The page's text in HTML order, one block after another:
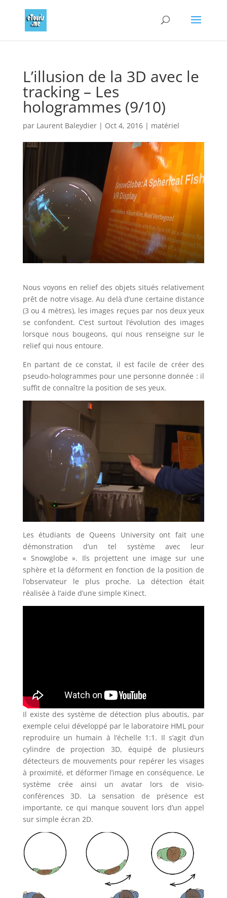
L’illusion de la 3D avec le
tracking – Les
hologrammes (9/10)
par Laurent Baleydier| Oct 4, 2016| matériel
Nous voyons en relief des objets situés relativement
prêt de notre visage. Au delà d’une certaine distance
(3 ou 4 mètres), les images reçues par nos deux yeux
se confondent. C’est surtout l’évolution des images
lorsque nous bougeons, qui nous renseigne sur le
relief qui nous entoure.
En partant de ce constat, il est facile de créer des
pseudo-hologrammes pour une personne donnée : il
suffit de connaître la position de ses yeux.
Les étudiants de Queens University ont fait une
démonstration d’un tel système avec leur
« Snowglobe ». Ils projettent une image sur une
sphère et la déforment en fonction de la position de
l’observateur le plus proche. La détection était
réalisée à l’aide d’une simple Kinect.
Il existe des système de détection plus aboutis, par
exemple celui développé par le laboratoire HML pour
reproduire un humain à l’échelle 1:1. Il s’agit d’un
cylindre de projection 3D, équipé de plusieurs
détecteurs de mouvements pour repérer les visages
à proximité, et déformer l’image en conséquence. Le
système crée ainsi un avatar lors de visio-
conférences 3D. La sensation de présence est
importante, ce qui manque souvent lors d’un appel
sur simple écran 2D.